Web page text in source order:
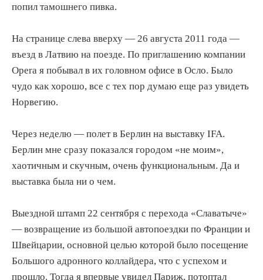
попил тамошнего пивка.
На странице слева вверху — 26 августа 2011 года —
въезд в Латвию на поезде. По приглашению компании
Opera я побывал в их головном офисе в Осло. Было
чудо как хорошо, все с тех пор думаю еще раз увидеть
Норвегию.
Через неделю — полет в Берлин на выставку IFA.
Берлин мне сразу показался городом «не моим»,
хаотичным и скучным, очень функциональным. Да и
выставка была ни о чем.
Выездной штамп 22 сентября с перехода «Славатыче»
— возвращение из большой автопоездки по Франции и
Швейцарии, основной целью которой было посещение
Большого адронного коллайдера, что с успехом и
прошло. Тогда я впервые увидел Париж, потоптал